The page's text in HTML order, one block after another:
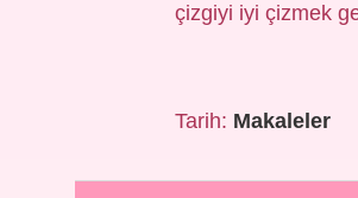
çizgiyi iyi çizmek
Tarih: Makaleler